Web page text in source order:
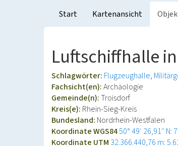
Start Kartenansicht
Luftschiffhalle
Schlagwörter: Flugzeughalle
Fachsicht(en):Archäologie
Gemeinde(n):Troisdorf
Kreis(e): Rhein-Sieg-Kreis
Bundesland: Nordrhein-Westfalen
Koordinate WGS8450° 49′ 26,91″ N:
Koordinate UTM 32.366.440,76 m: